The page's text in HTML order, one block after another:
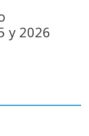
y 2026